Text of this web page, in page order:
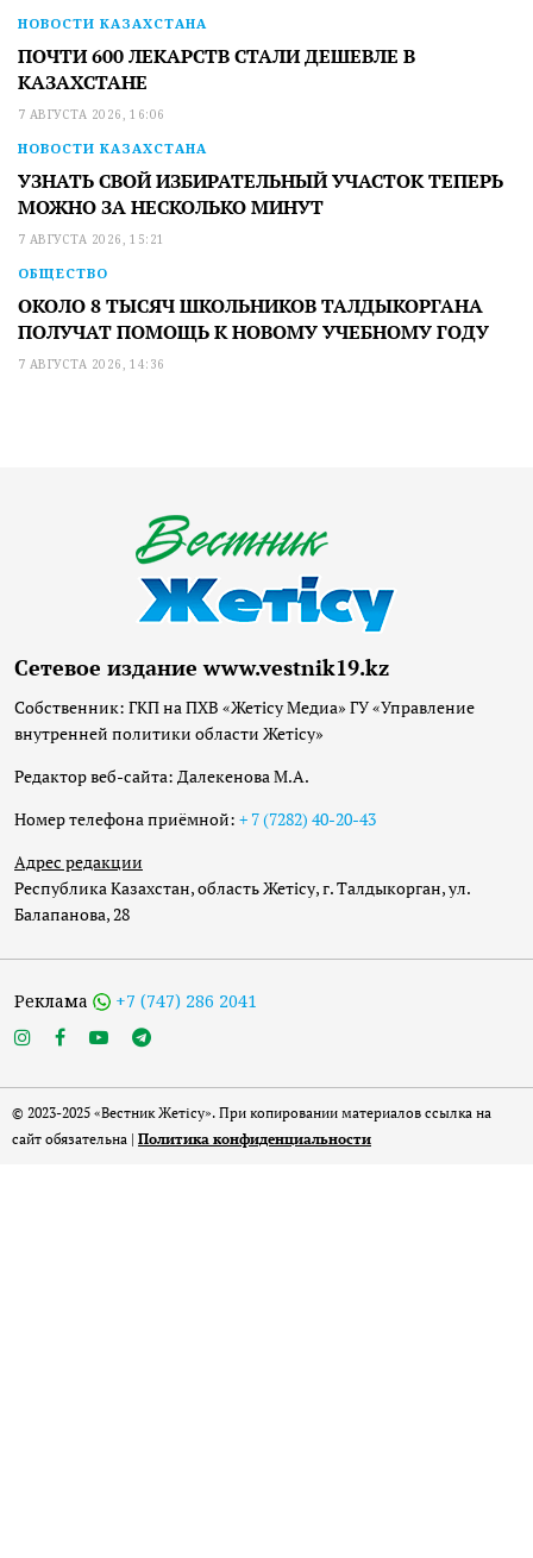
НОВОСТИ КАЗАХСТАНА
ПОЧТИ 600 ЛЕКАРСТВ СТАЛИ ДЕШЕВЛЕ В
КАЗАХСТАНЕ
7 АВГУСТА 2026, 16:06
НОВОСТИ КАЗАХСТАНА
УЗНАТЬ СВОЙ ИЗБИРАТЕЛЬНЫЙ УЧАСТОК ТЕПЕРЬ
МОЖНО ЗА НЕСКОЛЬКО МИНУТ
7 АВГУСТА 2026, 15:21
ОБЩЕСТВО
ОКОЛО 8 ТЫСЯЧ ШКОЛЬНИКОВ ТАЛДЫКОРГАНА
ПОЛУЧАТ ПОМОЩЬ К НОВОМУ УЧЕБНОМУ ГОДУ
7 АВГУСТА 2026, 14:36
Сетевое издание www.vestnik19.kz
Собственник: ГКП на ПХВ «Жетісу Медиа» ГУ «Управление
внутренней политики области Жетісу»
Редактор веб-сайта: Далекенова М.А.
Номер телефона приёмной: + 7 (7282) 40-20-43
Адрес редакции
Республика Казахстан, область Жетісу, г. Талдыкорган, ул.
Балапанова, 28
Реклама +7 (747) 286 2041
© 2023-2025 «Вестник Жетісу». При копировании материалов ссылка на
сайт обязательна | Политика конфиденциальности